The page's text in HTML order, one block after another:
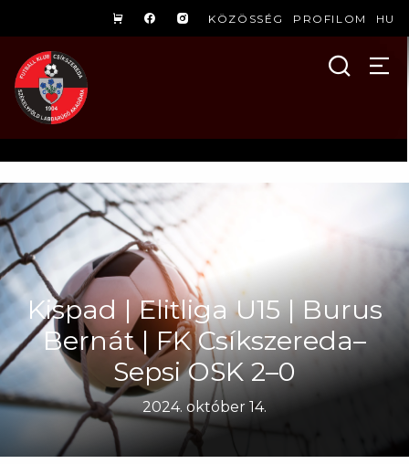
KÖZÖSSÉG PROFILOM HU
Kispad | Elitliga U15 | Burus
Bernát | FK Csíkszereda–
Sepsi OSK 2–0
2024. október 14.